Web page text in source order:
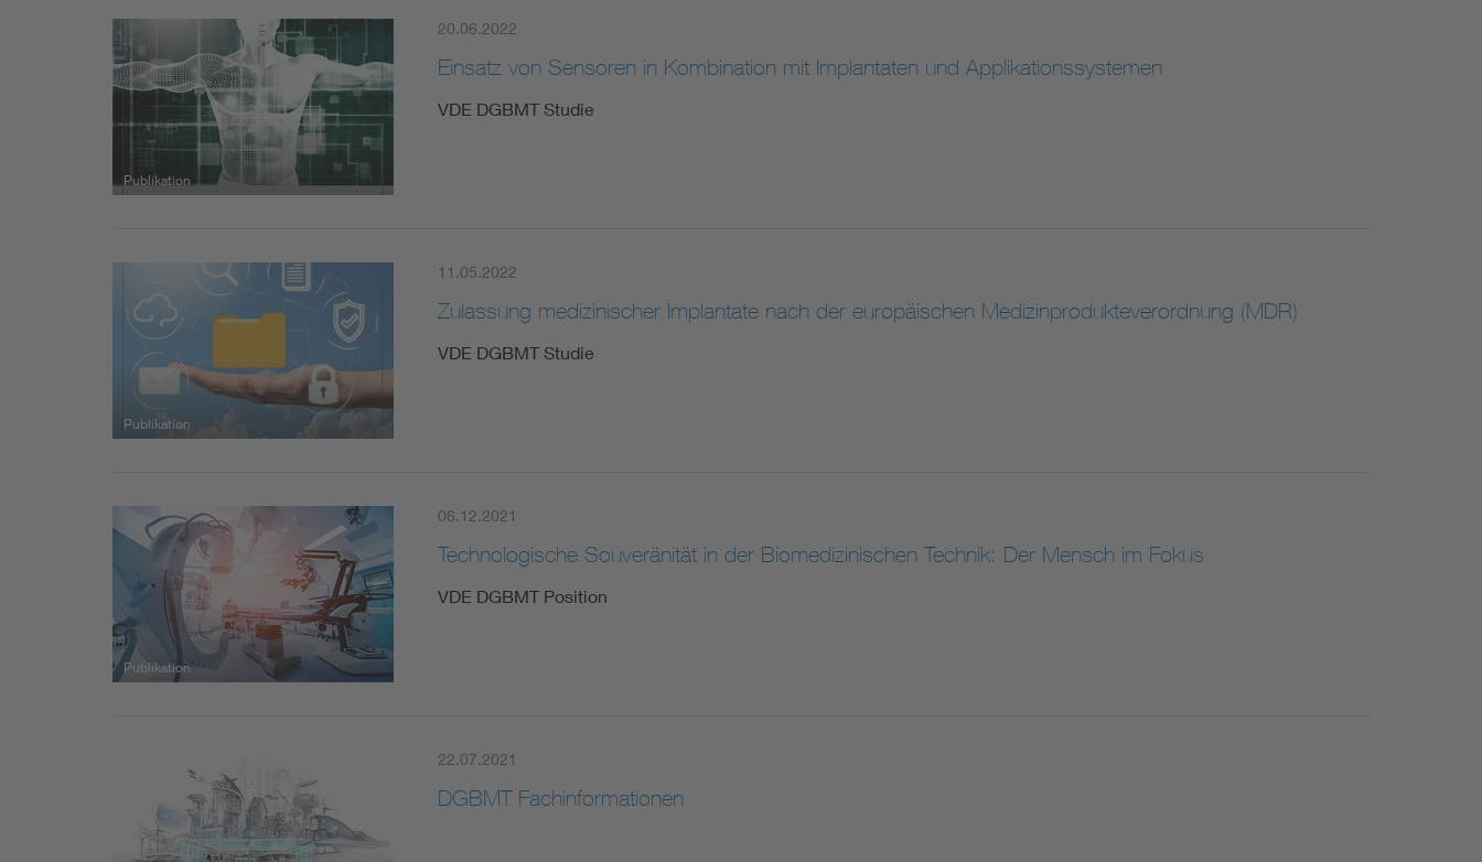
Publikation
20.06.2022
Einsatz von Sensoren in Kombination mit Implantaten und Applikationssystemen
VDE DGBMT Studie
Publikation
11.05.2022
Zulassung medizinischer Implantate nach der europäischen Medizinprodukteverordnung (MDR)
VDE DGBMT Studie
Publikation
06.12.2021
Technologische Souveränität in der Biomedizinischen Technik: Der Mensch im Fokus
VDE DGBMT Position
22.07.2021
DGBMT Fachinformationen